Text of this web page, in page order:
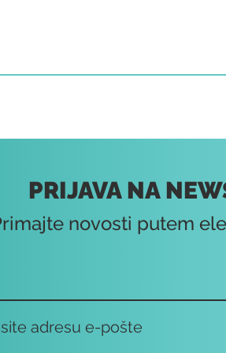
PRIJAVA NA
novosti putem